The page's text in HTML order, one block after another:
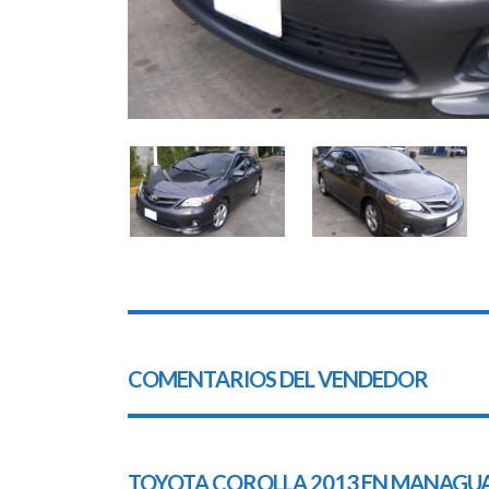
COMENTARIOS DEL VENDEDOR
TOYOTA COROLLA 2013 EN